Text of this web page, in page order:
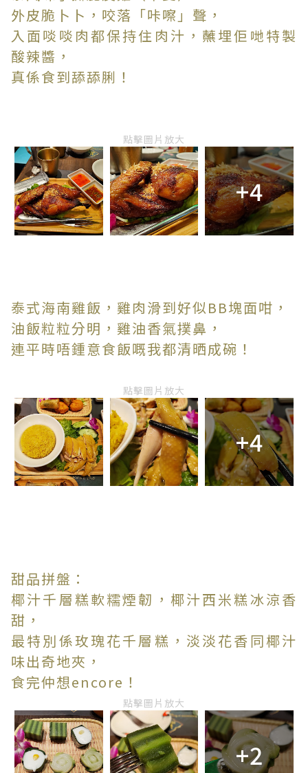
外皮脆卜卜，咬落「咔嚓」聲，
入面啖啖肉都保持住肉汁，蘸埋佢哋特製
酸辣醬，
真係食到舔舔脷！
點擊圖片放大
+4
泰式海南雞飯，雞肉滑到好似BB塊面咁，
油飯粒粒分明，雞油香氣撲鼻，
連平時唔鍾意食飯嘅我都清晒成碗！
點擊圖片放大
+4
甜品拼盤：
椰汁千層糕軟糯煙韌，椰汁西米糕冰涼香
甜，
最特別係玫瑰花千層糕，淡淡花香同椰汁
味出奇地夾，
食完仲想encore！
點擊圖片放大
+2